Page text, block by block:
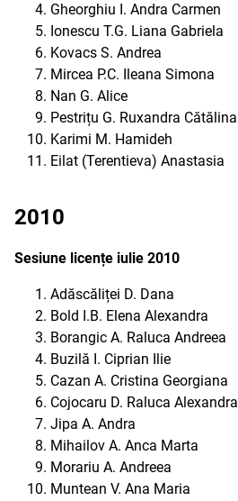
Gheorghiu I. Andra Carmen
Ionescu T.G. Liana Gabriela
Kovacs S. Andrea
Mircea P.C. Ileana Simona
Nan G. Alice
Pestrițu G. Ruxandra Cătălina
Karimi M. Hamideh
Eilat (Terentieva) Anastasia
2010
Sesiune licențe iulie 2010
Adăscăliței D. Dana
Bold I.B. Elena Alexandra
Borangic A. Raluca Andreea
Buzilă I. Ciprian Ilie
Cazan A. Cristina Georgiana
Cojocaru D. Raluca Alexandra
Jipa A. Andra
Mihailov A. Anca Marta
Morariu A. Andreea
Muntean V. Ana Maria